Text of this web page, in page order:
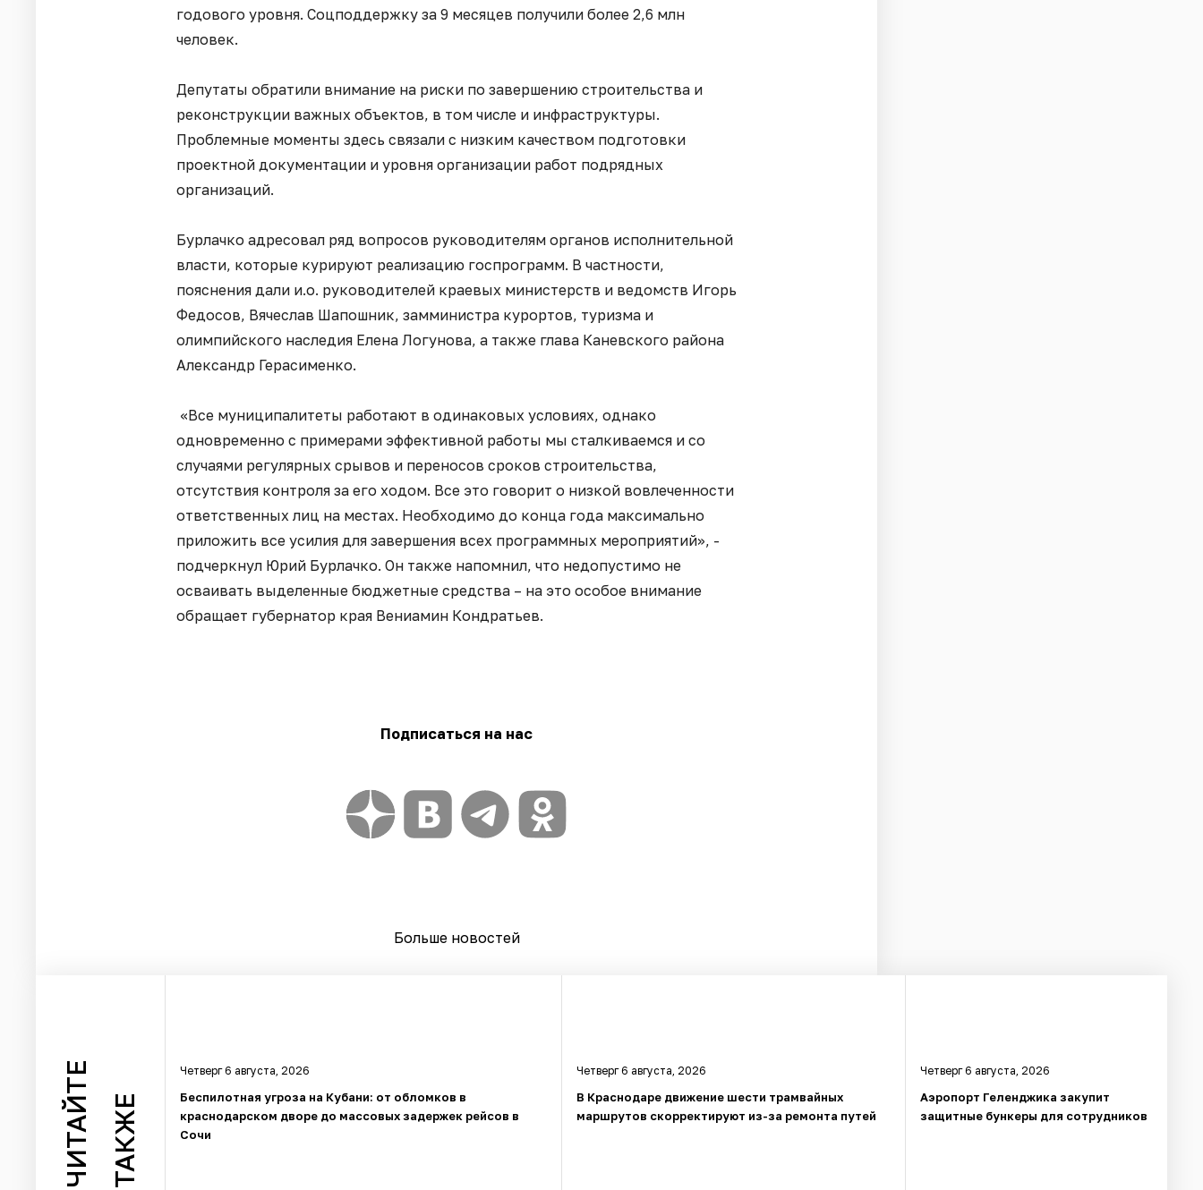
годового уровня. Соцподдержку за 9 месяцев получили более 2,6 млн
человек.
Депутаты обратили внимание на риски по завершению строительства и
реконструкции важных объектов, в том числе и инфраструктуры.
Проблемные моменты здесь связали с низким качеством подготовки
проектной документации и уровня организации работ подрядных
организаций.
Бурлачко адресовал ряд вопросов руководителям органов исполнительной
власти, которые курируют реализацию госпрограмм. В частности,
пояснения дали и.о. руководителей краевых министерств и ведомств Игорь
Федосов, Вячеслав Шапошник, замминистра курортов, туризма и
олимпийского наследия Елена Логунова, а также глава Каневского района
Александр Герасименко.
«Все муниципалитеты работают в одинаковых условиях, однако
одновременно с примерами эффективной работы мы сталкиваемся и со
случаями регулярных срывов и переносов сроков строительства,
отсутствия контроля за его ходом. Все это говорит о низкой вовлеченности
ответственных лиц на местах. Необходимо до конца года максимально
приложить все усилия для завершения всех программных мероприятий», -
подчеркнул Юрий Бурлачко. Он также напомнил, что недопустимо не
осваивать выделенные бюджетные средства – на это особое внимание
обращает губернатор края Вениамин Кондратьев.
Подписаться на нас
Больше новостей
ЧИТАЙТЕ ТАКЖЕ
Четверг 6 августа, 2026
Беспилотная угроза на Кубани: от обломков в
краснодарском дворе до массовых задержек рейсов в
Сочи
Четверг 6 августа, 2026
В Краснодаре движение шести трамвайных
маршрутов скорректируют из-за ремонта путей
Четверг 6 августа, 2026
Аэропорт Геленджика закупит
защитные бункеры для сотрудников